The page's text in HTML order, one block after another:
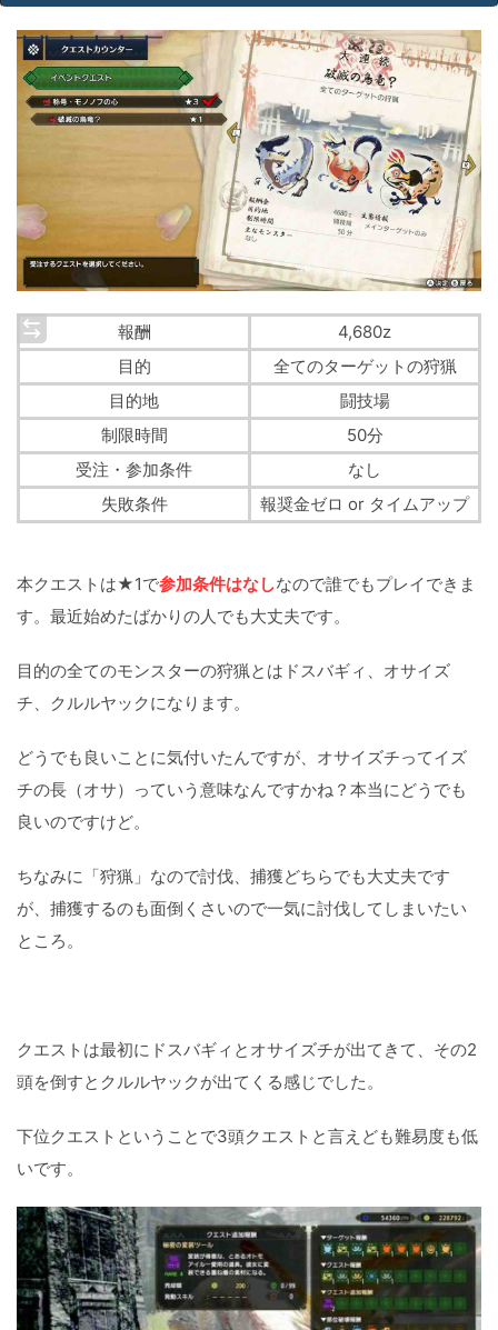
報酬
4,680z
目的
全てのターゲットの狩猟
目的地
闘技場
制限時間
50分
受注・参加条件
なし
失敗条件
報奨金ゼロ or タイムアップ
本クエストは★1で参加条件はなしなので誰でもプレイできま
す。最近始めたばかりの人でも大丈夫です。
目的の全てのモンスターの狩猟とはドスバギィ、オサイズ
チ、クルルヤックになります。
どうでも良いことに気付いたんですが、オサイズチってイズ
チの長（オサ）っていう意味なんですかね？本当にどうでも
良いのですけど。
ちなみに「狩猟」なので討伐、捕獲どちらでも大丈夫です
が、捕獲するのも面倒くさいので一気に討伐してしまいたい
ところ。
クエストは最初にドスバギィとオサイズチが出てきて、その2
頭を倒すとクルルヤックが出てくる感じでした。
下位クエストということで3頭クエストと言えども難易度も低
いです。